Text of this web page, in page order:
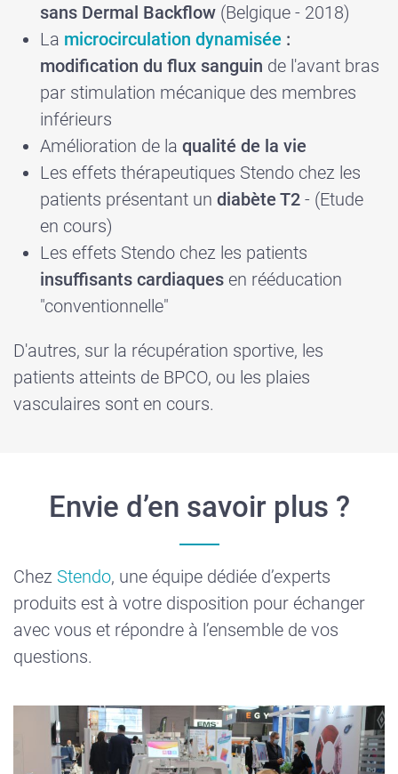
sans Dermal Backflow (Belgique - 2018)
La microcirculation dynamisée :
modification du flux sanguin de l'avant bras
par stimulation mécanique des membres
inférieurs
Amélioration de la qualité de la vie
Les effets thérapeutiques Stendo chez les
patients présentant un diabète T2 - (Etude
en cours)
Les effets Stendo chez les patients
insuffisants cardiaques en rééducation
"conventionnelle"
D'autres, sur la récupération sportive, les
patients atteints de BPCO, ou les plaies
vasculaires sont en cours.
Envie d’en savoir plus ?
Chez Stendo, une équipe dédiée d’experts
produits est à votre disposition pour échanger
avec vous et répondre à l’ensemble de vos
questions.